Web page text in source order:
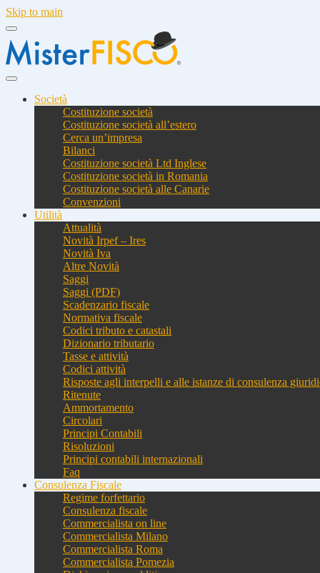
Skip to main
Società
Costituzione società
Costituzione società all’estero
Cerca un’impresa
Bilanci
Costituzione società Ltd Inglese
Costituzione società in Romania
Costituzione società alle Canarie
Convenzioni
Utilità
Attualità
Novità Irpef – Ires
Novità Iva
Altre Novità
Saggi
Saggi (PDF)
Scadenzario fiscale
Normativa fiscale
Codici tributo e catastali
Dizionario tributario
Tasse e attività
Codici attività
Risposte agli interpelli e alle istanze di consulenza
Ritenute
Ammortamento
Circolari
Principi Contabili
Risoluzioni
Principi contabili internazionali
Faq
Consulenza Fiscale
Regime forfettario
Consulenza fiscale
Commercialista on line
Commercialista Milano
Commercialista Roma
Commercialista Pomezia